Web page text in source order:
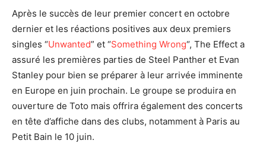
Après le succès de leur premier concert en octobre
dernier et les réactions positives aux deux premiers
singles “Unwanted” et “Something Wrong“, The Effect a
assuré les premières parties de Steel Panther et Evan
Stanley pour bien se préparer à leur arrivée imminente
en Europe en juin prochain. Le groupe se produira en
ouverture de Toto mais offrira également des concerts
en tête d’affiche dans des clubs, notamment à Paris au
Petit Bain le 10 juin.